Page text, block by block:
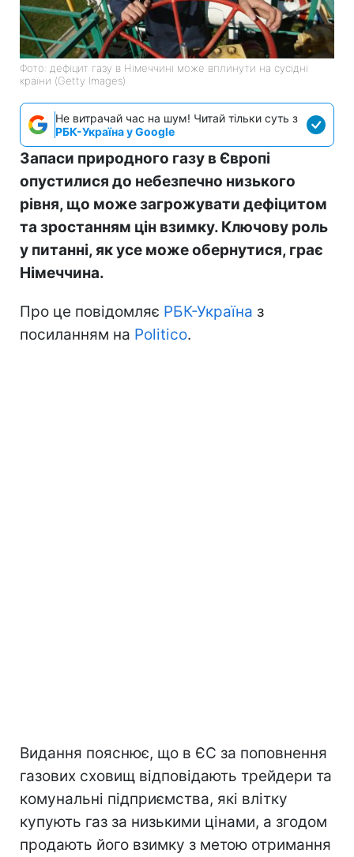
Фото: дефіцит газу в Німеччині може вплинути на сусідні
країни (Getty Images)
Не витрачай час на шум! Читай тільки суть з
РБК-Україна у Google
Запаси природного газу в Європі
опустилися до небезпечно низького
рівня, що може загрожувати дефіцитом
та зростанням цін взимку. Ключову роль
у питанні, як усе може обернутися, грає
Німеччина.
Про це повідомляє РБК-Україна з
посиланням на Politico.
Видання пояснює, що в ЄС за поповнення
газових сховищ відповідають трейдери та
комунальні підприємства, які влітку
купують газ за низькими цінами, а згодом
продають його взимку з метою отримання